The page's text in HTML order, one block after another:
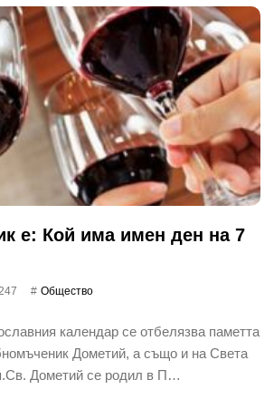
е: Кой има имен ден на 7
247 Общество
календар се отбелязва паметта
Дометий, а също и на Света
Дометий се родил в П…